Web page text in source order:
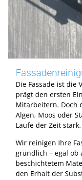
Die Fassade ist die
prägt den ersten
Mitarbeitern. Doch
Algen, Moos oder
Laufe der Zeit stark.
Wir reinigen Ihre
gründlich – egal ob
beschichtetem
den Erhalt der